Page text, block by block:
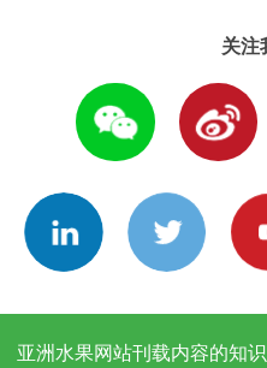
关注
亚洲水果网站刊载内容的知